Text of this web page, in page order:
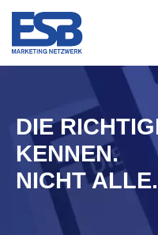
DIE
KENNEN.
NICHT ALLE.